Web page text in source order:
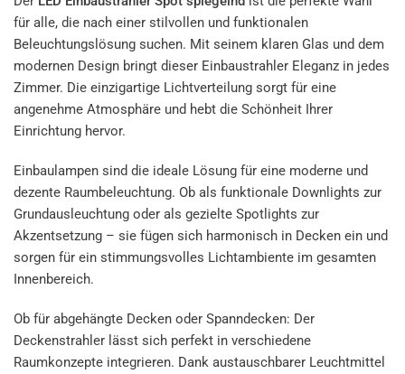
für alle, die nach einer stilvollen und funktionalen
Beleuchtungslösung suchen. Mit seinem klaren Glas und dem
modernen Design bringt dieser Einbaustrahler Eleganz in jedes
Zimmer. Die einzigartige Lichtverteilung sorgt für eine
angenehme Atmosphäre und hebt die Schönheit Ihrer
Einrichtung hervor.
Einbaulampen sind die ideale Lösung für eine moderne und
dezente Raumbeleuchtung. Ob als funktionale Downlights zur
Grundausleuchtung oder als gezielte Spotlights zur
Akzentsetzung – sie fügen sich harmonisch in Decken ein und
sorgen für ein stimmungsvolles Lichtambiente im gesamten
Innenbereich.
Ob für abgehängte Decken oder Spanndecken: Der
Deckenstrahler lässt sich perfekt in verschiedene
Raumkonzepte integrieren. Dank austauschbarer Leuchtmittel